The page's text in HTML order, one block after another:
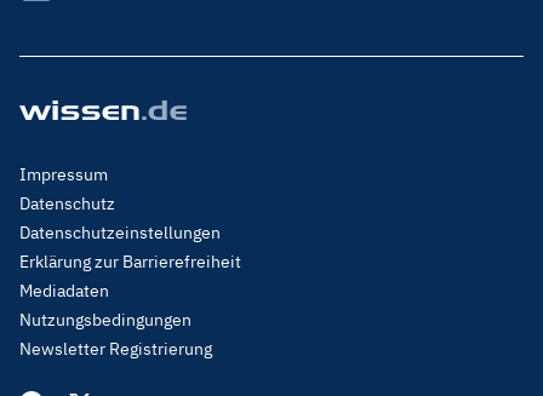
Footer
Menu
Legal
Impressum
Datenschutz
Datenschutzeinstellungen
Erklärung zur Barrierefreiheit
Mediadaten
Nutzungsbedingungen
Newsletter Registrierung